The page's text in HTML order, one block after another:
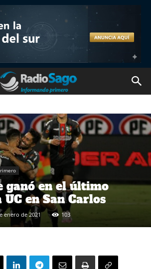
ganó en el último
en San Carlos
enero de 2021 103